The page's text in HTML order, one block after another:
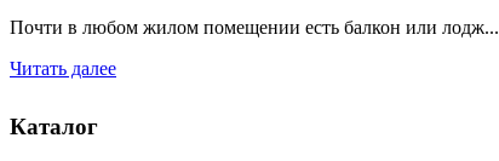
Почти в любом жилом помещении есть балкон или лодж...
Читать далее
Каталог